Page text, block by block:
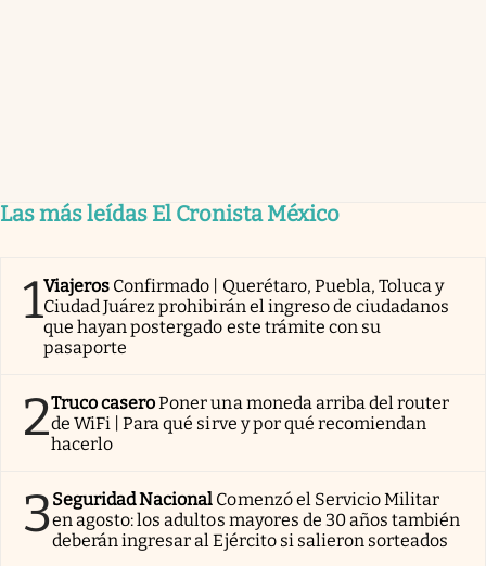
Las más leídas El Cronista México
1Viajeros Confirmado | Querétaro, Puebla, Toluca y
Ciudad Juárez prohibirán el ingreso de ciudadanos
que hayan postergado este trámite con su
pasaporte
2Truco caseroPoner una moneda arriba del router
de WiFi | Para qué sirve y por qué recomiendan
hacerlo
3Seguridad Nacional Comenzó el Servicio Militar
en agosto: los adultos mayores de 30 años también
deberán ingresar al Ejército si salieron sorteados